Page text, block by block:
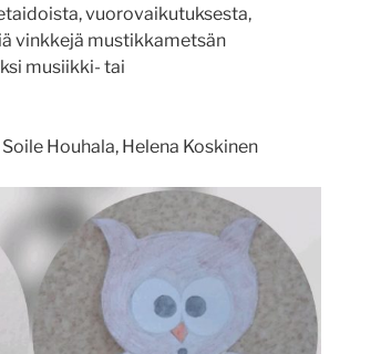
vuorovaikutuksesta,
vinkkejä mustikkametsän
musiikki- tai
Houhala, Helena Koskinen